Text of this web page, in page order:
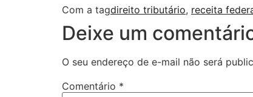
Com a tagdireito tributário, receita
Deixe um
O seu endereço de e-mail não será
Comentário *